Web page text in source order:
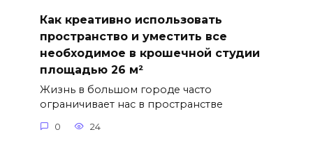
Как креативно использовать
пространство и уместить все
необходимое в крошечной студии
площадью 26 м²
Жизнь в большом городе часто
ограничивает нас в пространстве
0 24